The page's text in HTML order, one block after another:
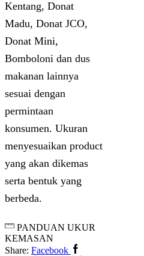
Kentang, Donat
Madu, Donat JCO,
Donat Mini,
Bomboloni dan dus
makanan lainnya
sesuai dengan
permintaan
konsumen. Ukuran
menyesuaikan product
yang akan dikemas
serta bentuk yang
berbeda.
PANDUAN UKUR
KEMASAN
Share: Facebook